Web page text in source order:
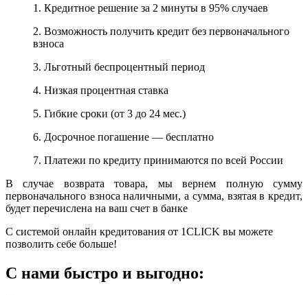
1. Кредитное решение за 2 минуты в 95% случаев
2. Возможность получить кредит без первоначального
взноса
3. Льготный беспроцентный период
4. Низкая процентная ставка
5. Гибкие сроки (от 3 до 24 мес.)
6. Досрочное погашение — бесплатно
7. Платежи по кредиту принимаются по всей России
В случае возврата товара, мы вернем полную сумму
первоначального взноса наличными, а сумма, взятая в кредит,
будет перечислена на ваш счет в банке
С системой онлайн кредитования от 1CLICK вы можете
позволить себе больше!
С нами быстро и выгодно: